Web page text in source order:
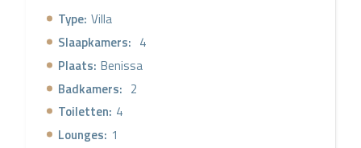
Type: Villa
Slaapkamers: 4
Plaats: Benissa
Badkamers: 2
Toiletten: 4
Lounges: 1